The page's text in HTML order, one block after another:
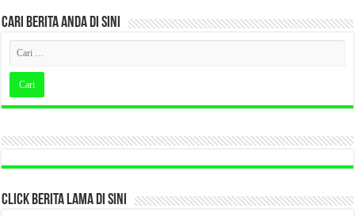
CARI BERITA ANDA DI SINI
CLICK BERITA LAMA DI SINI